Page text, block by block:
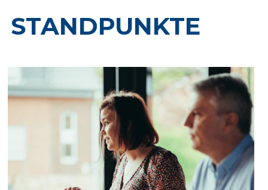
STANDPUNKTE